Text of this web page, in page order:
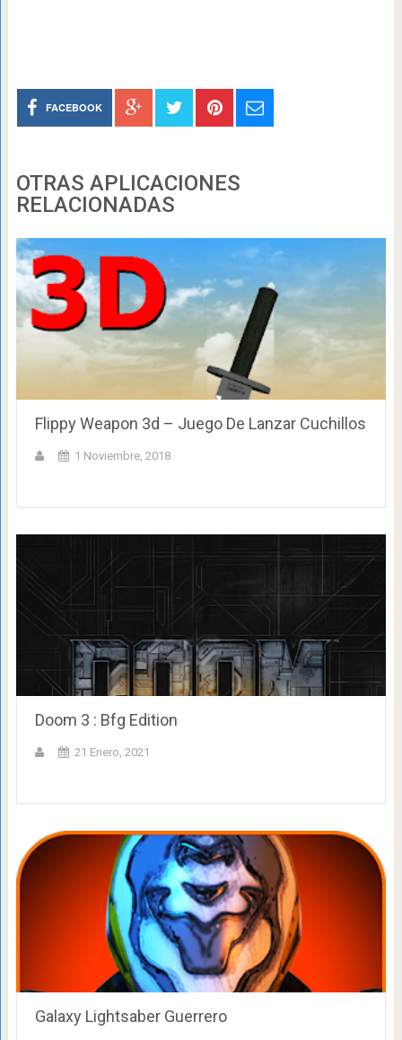
FACEBOOK
OTRAS APLICACIONES
RELACIONADAS
Flippy Weapon 3d – Juego De Lanzar Cuchillos
1 Noviembre, 2018
Doom 3 : Bfg Edition
21 Enero, 2021
Galaxy Lightsaber Guerrero